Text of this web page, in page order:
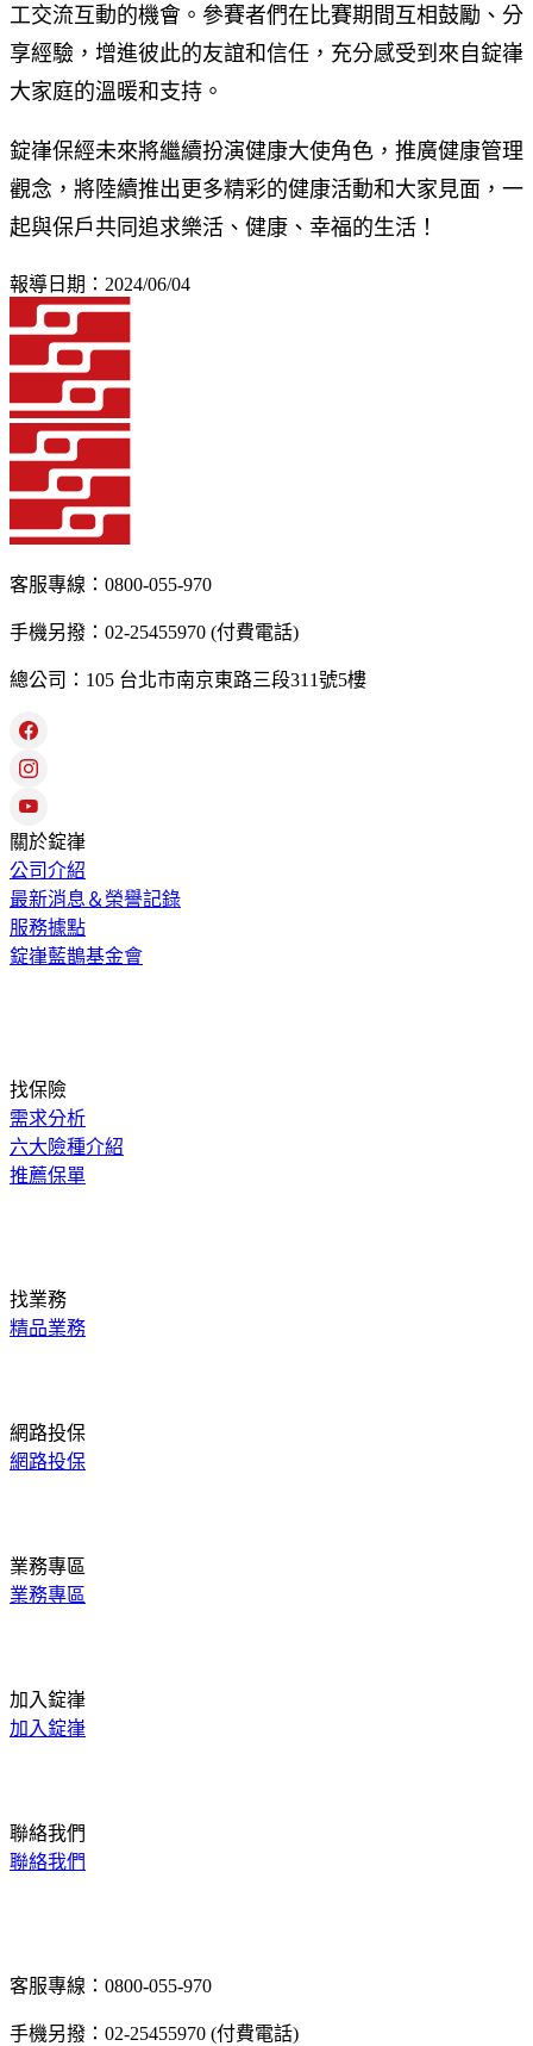
工交流互動的機會。參賽者們在比賽期間互相鼓勵、分
享經驗，增進彼此的友誼和信任，充分感受到來自錠嵂
大家庭的溫暖和支持。
錠嵂保經未來將繼續扮演健康大使角色，推廣健康管理
觀念，將陸續推出更多精彩的健康活動和大家見面，一
起與保戶共同追求樂活、健康、幸福的生活！
報導日期：2024/06/04
客服專線：0800-055-970
手機另撥：02-25455970 (付費電話)
總公司：105 台北市南京東路三段311號5樓
關於錠嵂
公司介紹
最新消息＆榮譽記錄
服務據點
錠嵂藍鵲基金會
找保險
需求分析
六大險種介紹
推薦保單
找業務
精品業務
網路投保
網路投保
業務專區
業務專區
加入錠嵂
加入錠嵂
聯絡我們
聯絡我們
客服專線：0800-055-970
手機另撥：02-25455970 (付費電話)